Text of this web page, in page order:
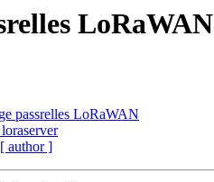
LoRaWAN
passrelles LoRaWAN
[ author ]